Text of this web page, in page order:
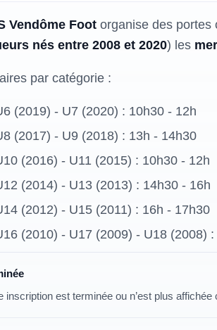
Vendôme Foot organise des
nés entre 2008 et 2020) les
par catégorie :
(2019) - U7 (2020) : 10h30 - 12h
(2017) - U9 (2018) : 13h - 14h30
(2016) - U11 (2015) : 10h30 - 12h
(2014) - U13 (2013) : 14h30 - 16h
(2012) - U15 (2011) : 16h - 17h30
(2010) - U17 (2009) - U18 (2008)
inscription est terminée ou n’est plus affichée